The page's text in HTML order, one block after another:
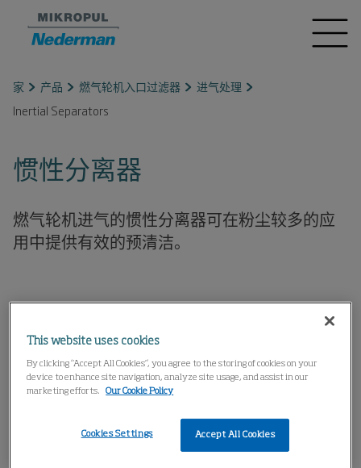
家 产品 燃气轮机入口过滤器
进气处理
Inertial Separators
惯性分离器
燃气轮机进气的惯性分离器可在粉尘较多的应
用中提供有效的预清洁。
This website uses cookies
By clicking “Accept All Cookies”, you agree to the storing of cookies on your
device to enhance site navigation, analyze site usage, and assist in our
marketing efforts.
Our Cookie Policy
Accept All Cookies
Cookies Settings